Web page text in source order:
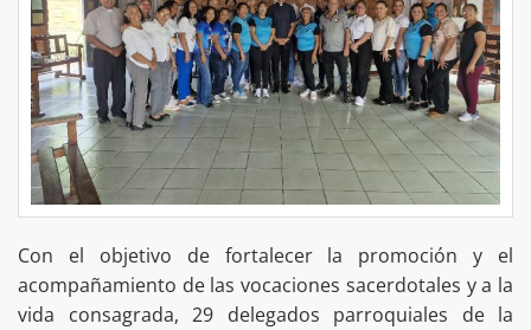
Con el objetivo de fortalecer la promoción y el
acompañamiento de las vocaciones sacerdotales y a la
vida consagrada, 29 delegados parroquiales de la